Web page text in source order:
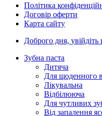
Політика
Договір оферти
Карта сайту
Доброго дня,
Зубна паста
Дитяча
Для щоденного
Лікувальна
Відбілююча
Для чутливих
Від запалення